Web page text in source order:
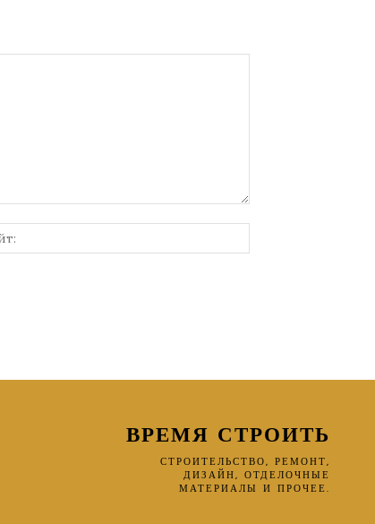
Сайт:
ВРЕМЯ СТРОИТЬ
СТРОИТЕЛЬСТВО, РЕМОНТ,
ДИЗАЙН, ОТДЕЛОЧНЫЕ
МАТЕРИАЛЫ И ПРОЧЕЕ.